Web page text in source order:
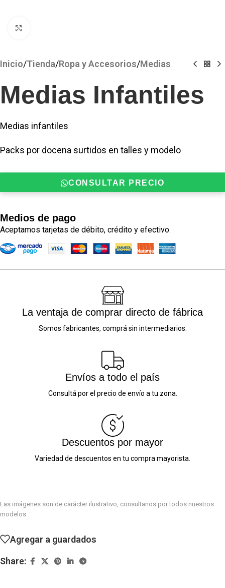
Inicio/Tienda/Ropa y Accesorios/Medias
Medias Infantiles
Medias infantiles
Packs por docena surtidos en talles y modelo
CONSULTAR PRECIO
Medios de pago
Aceptamos tarjetas de débito, crédito y efectivo.
La ventaja de comprar directo de fábrica
Somos fabricantes, comprá sin intermediarios.
Envíos a todo el país
Consultá por el precio de envío a tu zona.
Descuentos por mayor
Variedad de descuentos en tu compra mayorista.
Las imágenes son de carácter ilustrativo, consultanos por todos nuestros
modelos.
Agregar a guardados
Share: